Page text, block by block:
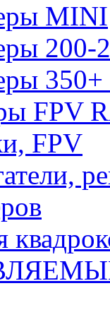
MINI
200-
350+
FPV
FPV